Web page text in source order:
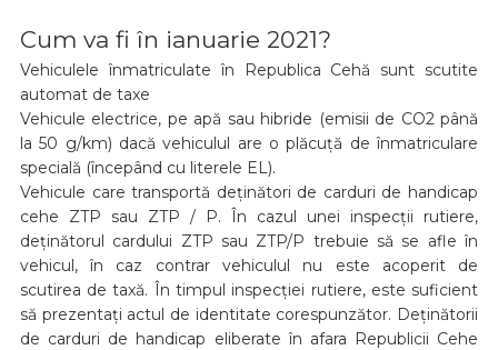
Cum va fi în ianuarie 2021?
Vehiculele înmatriculate în Republica Cehă sunt scutite
automat de taxe
Vehicule electrice, pe apă sau hibride (emisii de CO2 până
la 50 g/km) dacă vehiculul are o plăcuță de înmatriculare
specială (începând cu literele EL).
Vehicule care transportă deținători de carduri de handicap
cehe ZTP sau ZTP / P. În cazul unei inspecții rutiere,
deținătorul cardului ZTP sau ZTP/P trebuie să se afle în
vehicul, în caz contrar vehiculul nu este acoperit de
scutirea de taxă. În timpul inspecției rutiere, este suficient
să prezentați actul de identitate corespunzător. Deținătorii
de carduri de handicap eliberate în afara Republicii Cehe